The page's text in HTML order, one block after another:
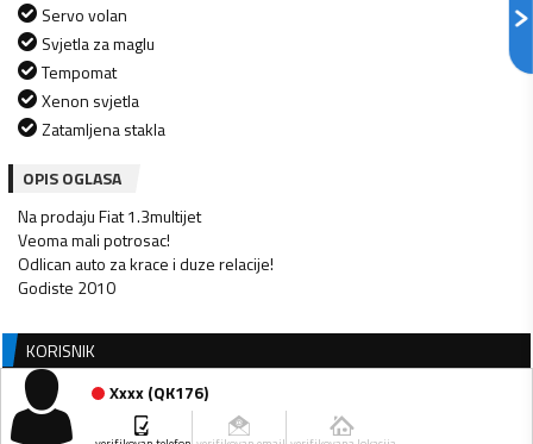
Servo volan
Svjetla za maglu
Tempomat
Xenon svjetla
Zatamljena stakla
OPIS OGLASA
Na prodaju Fiat 1.3multijet
Veoma mali potrosac!
Odlican auto za krace i duze relacije!
KORISNIK
Xxxx(QK176)